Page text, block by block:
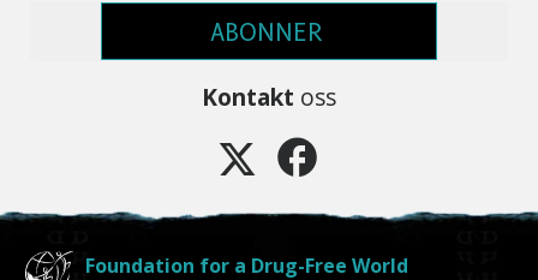
ABONNER
Kontakt oss
Foundation for a Drug-Free World